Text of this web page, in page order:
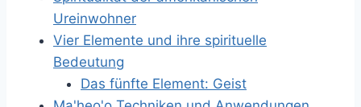
Ureinwohner
Vier Elemente und ihre spirituelle
Bedeutung
Das fünfte Element: Geist